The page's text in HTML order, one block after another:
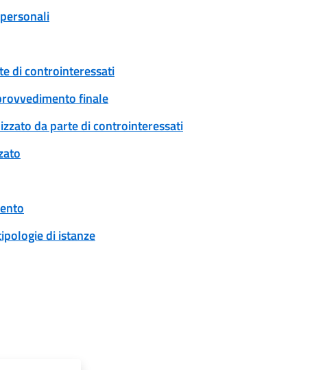
di controinteressati
finale
da parte di controinteressati
di istanze